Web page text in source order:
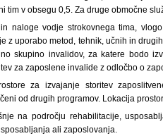
tim v obsegu 0,5. Za druge območne
naloge vodje strokovnega tima,
z uporabo metod, tehnik, učnih in
skupino invalidov, za katere bodo
za zaposlene invalide z odločbo o
za izvajanje storitev
od drugih programov. Lokacija
na področju rehabilitacije,
ali zaposlovanja.